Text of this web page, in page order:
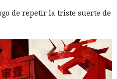
de repetir la triste suerte de